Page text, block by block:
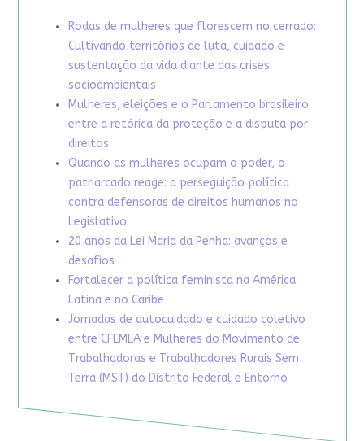
Rodas de mulheres que florescem no cerrado:
Cultivando territórios de luta, cuidado e
sustentação da vida diante das crises
socioambientais
Mulheres, eleições e o Parlamento brasileiro:
entre a retórica da proteção e a disputa por
direitos
Quando as mulheres ocupam o poder, o
patriarcado reage: a perseguição política
contra defensoras de direitos humanos no
Legislativo
20 anos da Lei Maria da Penha: avanços e
desafios
Fortalecer a política feminista na América
Latina e no Caribe
Jornadas de autocuidado e cuidado coletivo
entre CFEMEA e Mulheres do Movimento de
Trabalhadoras e Trabalhadores Rurais Sem
Terra (MST) do Distrito Federal e Entorno